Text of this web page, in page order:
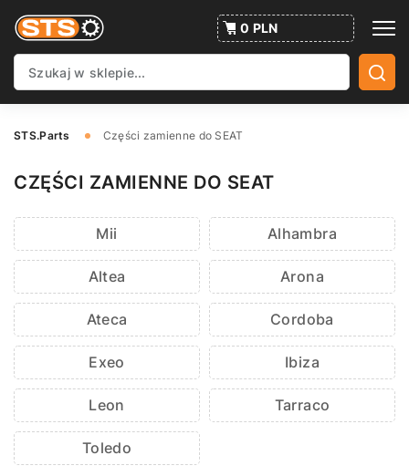
0 PLN
STS.Parts Części zamienne do SEAT
CZĘŚCI ZAMIENNE DO SEAT
Mii Alhambra
Altea Arona
Ateca Cordoba
Exeo Ibiza
Leon Tarraco
Toledo